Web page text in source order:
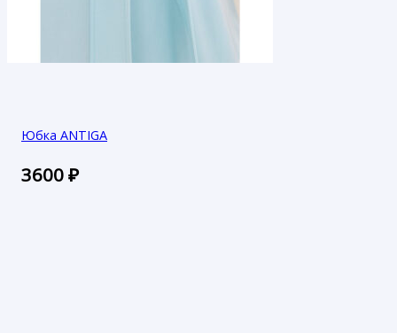
Юбка ANTIGA
3600₽